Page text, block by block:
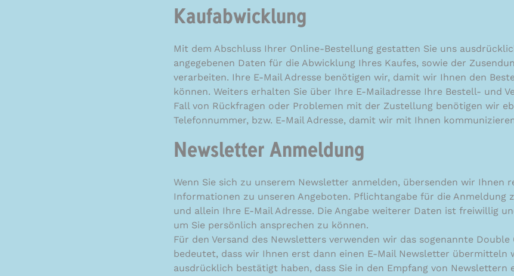
Kaufabwicklung
Mit dem Abschluss Ihrer Online-Bestellung gestatten Sie uns
angegebenen Daten für die Abwicklung Ihres Kaufes, sowie der
verarbeiten. Ihre E-Mail Adresse benötigen wir, damit wir Ihnen den
können. Weiters erhalten Sie über Ihre E-Mailadresse Ihre Bestell- und
Fall von Rückfragen oder Problemen mit der Zustellung benötigen wir
Telefonnummer, bzw. E-Mail Adresse, damit wir mit Ihnen
Newsletter Anmeldung
Wenn Sie sich zu unserem Newsletter anmelden, übersenden wir Ihnen
Informationen zu unseren Angeboten. Pflichtangabe für die Anmeldung
und allein Ihre E-Mail Adresse. Die Angabe weiterer Daten ist freiwillig
um Sie persönlich ansprechen zu können.
Für den Versand des Newsletters verwenden wir das sogenannte
bedeutet, dass wir Ihnen erst dann einen E-Mail Newsletter übermitteln
ausdrücklich bestätigt haben, dass Sie in den Empfang von Newslettern